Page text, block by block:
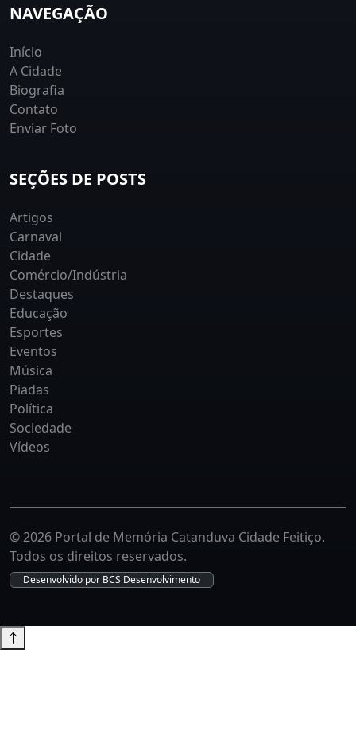
NAVEGAÇÃO
Início
A Cidade
Biografia
Contato
Enviar Foto
SEÇÕES DE POSTS
Artigos
Carnaval
Cidade
Comércio/Indústria
Destaques
Educação
Esportes
Eventos
Música
Piadas
Política
Sociedade
Vídeos
© 2026 Portal de Memória Catanduva Cidade Feitiço.
Todos os direitos reservados.
Desenvolvido por BCS Desenvolvimento